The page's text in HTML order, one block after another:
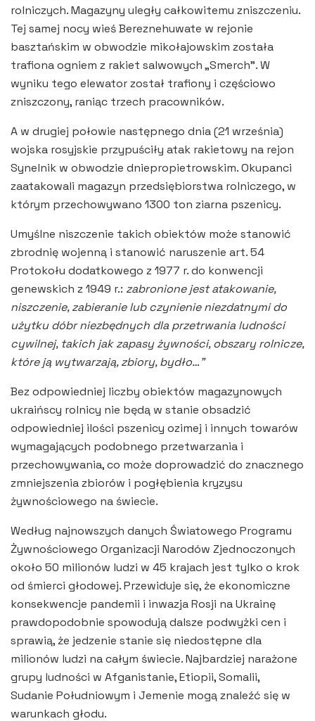
rolniczych. Magazyny uległy całkowitemu zniszczeniu.
Tej samej nocy wieś Bereznehuwate w rejonie
basztańskim w obwodzie mikołajowskim została
trafiona ogniem z rakiet salwowych „Smerch”. W
wyniku tego elewator został trafiony i częściowo
zniszczony, raniąc trzech pracowników.
A w drugiej połowie następnego dnia (21 września)
wojska rosyjskie przypuściły atak rakietowy na rejon
Synelnik w obwodzie dniepropietrowskim. Okupanci
zaatakowali magazyn przedsiębiorstwa rolniczego, w
którym przechowywano 1300 ton ziarna pszenicy.
Umyślne niszczenie takich obiektów może stanowić
zbrodnię wojenną i stanowić naruszenie art. 54
Protokołu dodatkowego z 1977 r. do konwencji
genewskich z 1949 r.: zabronione jest atakowanie,
niszczenie, zabieranie lub czynienie niezdatnymi do
użytku dóbr niezbędnych dla przetrwania ludności
cywilnej, takich jak zapasy żywności, obszary rolnicze,
które ją wytwarzają, zbiory, bydło…”
Bez odpowiedniej liczby obiektów magazynowych
ukraińscy rolnicy nie będą w stanie obsadzić
odpowiedniej ilości pszenicy ozimej i innych towarów
wymagających podobnego przetwarzania i
przechowywania, co może doprowadzić do znacznego
zmniejszenia zbiorów i pogłębienia kryzysu
żywnościowego na świecie.
Według najnowszych danych Światowego Programu
Żywnościowego Organizacji Narodów Zjednoczonych
około 50 milionów ludzi w 45 krajach jest tylko o krok
od śmierci głodowej. Przewiduje się, że ekonomiczne
konsekwencje pandemii i inwazja Rosji na Ukrainę
prawdopodobnie spowodują dalsze podwyżki cen i
sprawią, że jedzenie stanie się niedostępne dla
milionów ludzi na całym świecie. Najbardziej narażone
grupy ludności w Afganistanie, Etiopii, Somalii,
Sudanie Południowym i Jemenie mogą znaleźć się w
warunkach głodu.